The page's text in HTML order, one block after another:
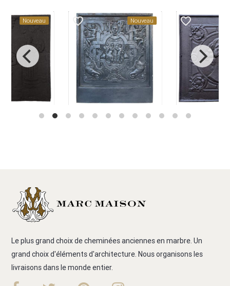
favorite_border Nouveau favorite_border Nouveau
Le plus grand choix de cheminées anciennes en marbre. Un
grand choix d'éléments d'architecture. Nous organisons les
livraisons dans le monde entier.